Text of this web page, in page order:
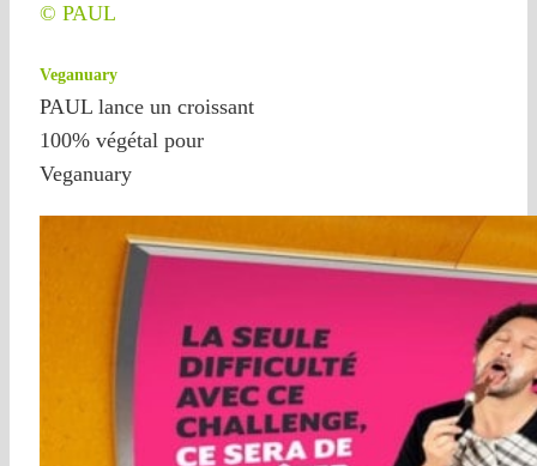
© PAUL
Veganuary
PAUL lance un croissant
100% végétal pour
Veganuary